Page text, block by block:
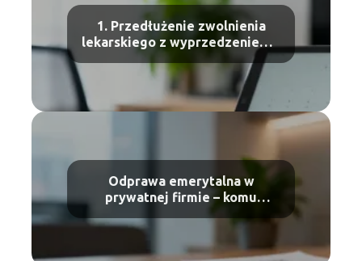
1. Przedłużenie zwolnienia
lekarskiego z wyprzedzeniem –
jak to zrobić?
Odprawa emerytalna w
prywatnej firmie – komu
przysługuje?